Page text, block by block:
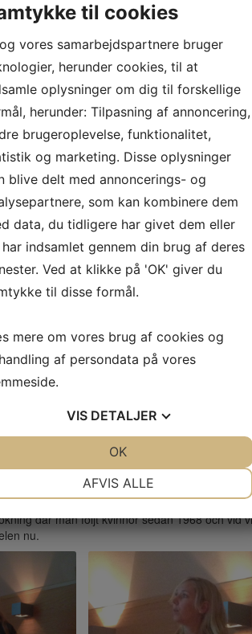
av Dentsply Implants. Lena
färgkodningar och hon berättade att ”ALLT
samma färgkodningar genom hela kedjan
fick vi höra på två intressanta
övriga tiden arbetar som tandläkare i
in Gothenburg, Sweden”, även kallad
där man följt kvinnor sedan 1968 och vid
nu.
til cookies
vores samarbejdspartnere bruger
herunder cookies, til at
oplysninger om dig til forskellige
herunder: Tilpasning af annoncering,
brugeroplevelse, funktionalitet,
og marketing. Disse oplysninger
blive delt med annoncerings- og
som kan kombinere dem
data, du tidligere har givet dem eller
indsamlet gennem din brug af deres
Ved at klikke på 'OK' giver du
til disse formål.
mere om vores brug af cookies og
af persondata på vores
VIS DETALJER
MARKETING
AFVIS ALLE
OK